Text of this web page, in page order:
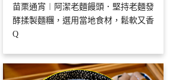
苗栗通宵︱阿潔老麵饅頭．堅持老麵發
酵揉製麵糰，選用當地食材，鬆軟又香
Q